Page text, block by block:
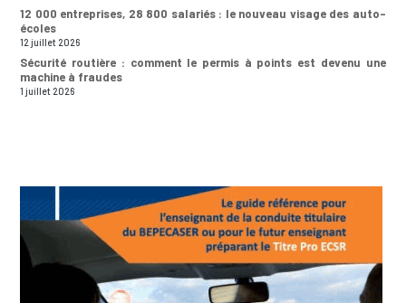
12 000 entreprises, 28 800 salariés : le nouveau visage des auto-
écoles
12 juillet 2026
Sécurité routière : comment le permis à points est devenu une
machine à fraudes
1 juillet 2026